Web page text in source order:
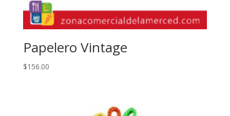
Papelero Vintage
$156.00